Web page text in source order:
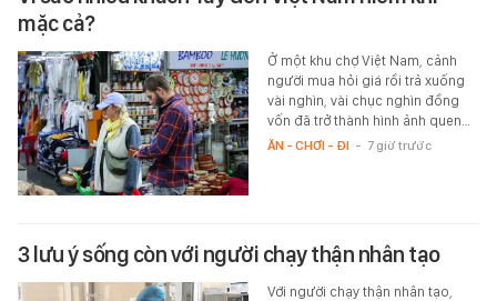
mặc cả?
Ở một khu chợ Việt Nam, cảnh
người mua hỏi giá rồi trả xuống
vài nghìn, vài chục nghìn đồng
vốn đã trở thành hình ảnh quen…
ĂN - CHƠI - ĐI - 7 giờ trước
3 lưu ý sống còn với người chạy thận nhân tạo
Với người chạy thận nhân tạo,